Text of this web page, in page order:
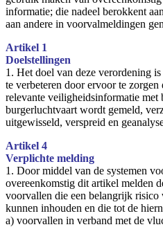
informatie; die nadeel berokkent
aan andere in voorvalmeldingen
Artikel 1
Doelstellingen
1. Het doel van deze verordening
te verbeteren door ervoor te zorgen
relevante veiligheidsinformatie met
burgerluchtvaart wordt gemeld,
uitgewisseld, verspreid en
Artikel 4
Verplichte melding
1. Door middel van de systemen
overeenkomstig dit artikel melden
voorvallen die een belangrijk
kunnen inhouden en die tot de
a) voorvallen in verband met de